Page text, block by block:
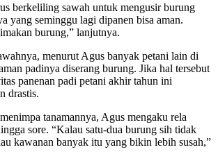
berkeliling sawah untuk mengusir burung
yang seminggu lagi dipanen bisa aman.
burung,” lanjutnya.
menurut Agus banyak petani lain di
padinya diserang burung. Jika hal tersebut
panenan padi petani akhir tahun ini
drastis.
tanamannya, Agus mengaku rela
sore. “Kalau satu-dua burung sih tidak
kawanan banyak itu yang bikin lebih susah,”